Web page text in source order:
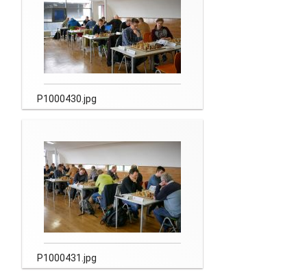
P1000430.jpg
P1000431.jpg